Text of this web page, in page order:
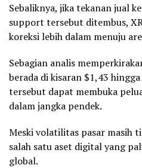
Sebaliknya, jika tekanan jual
support tersebut ditembus,
koreksi lebih dalam menuju
Sebagian analis
berada di kisaran $1,43
tersebut dapat membuka
dalam jangka pendek.
Meski volatilitas pasar masih
salah satu aset digital yang
global.